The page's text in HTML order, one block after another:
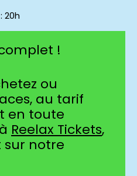
20h
!
ou
au tarif
en toute
Reelax Tickets,
notre